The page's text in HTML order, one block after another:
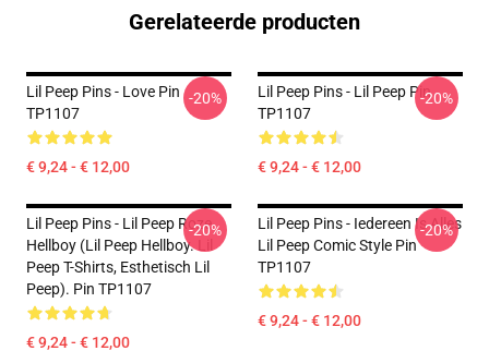
Gerelateerde producten
Lil Peep Pins - Love Pin
TP1107
€ 9,24 - € 12,00
-20%
Lil Peep Pins - Lil Peep Pin
TP1107
€ 9,24 - € 12,00
-20%
Lil Peep Pins - Lil Peep Roze
Hellboy (Lil Peep Hellboy. Lil
Peep T-Shirts, Esthetisch Lil
Peep). Pin TP1107
€ 9,24 - € 12,00
-20%
Lil Peep Pins - Iedereen Is Alles
Lil Peep Comic Style Pin
TP1107
€ 9,24 - € 12,00
-20%